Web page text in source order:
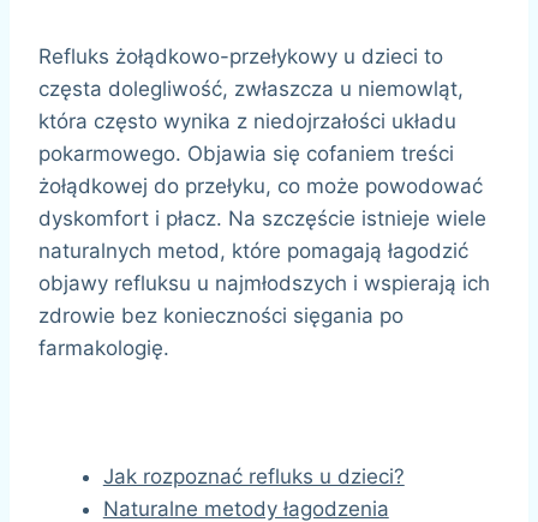
Refluks żołądkowo-przełykowy u dzieci to
częsta dolegliwość, zwłaszcza u niemowląt,
która często wynika z niedojrzałości układu
pokarmowego. Objawia się cofaniem treści
żołądkowej do przełyku, co może powodować
dyskomfort i płacz. Na szczęście istnieje wiele
naturalnych metod, które pomagają łagodzić
objawy refluksu u najmłodszych i wspierają ich
zdrowie bez konieczności sięgania po
farmakologię.
Jak rozpoznać refluks u dzieci?
Naturalne metody łagodzenia